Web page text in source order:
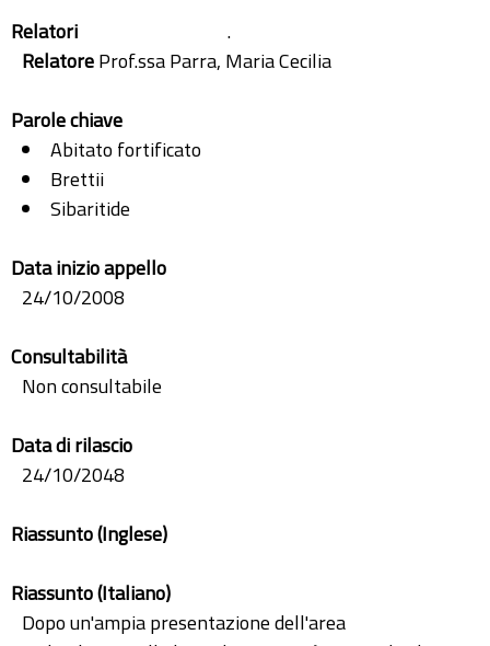
Relatori
.
RelatoreProf.ssa Parra, Maria Cecilia
Parole chiave
Abitato fortificato
Brettii
Sibaritide
Data inizio appello
24/10/2008
Consultabilità
Non consultabile
Data di rilascio
24/10/2048
Riassunto (Inglese)
Riassunto (Italiano)
Dopo un'ampia presentazione dell'area